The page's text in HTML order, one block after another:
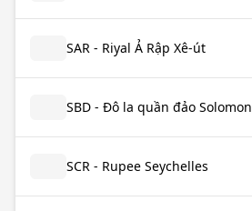
SAR - Riyal Ả Rập Xê-út
SBD - Đô la quần đảo Solomon
SCR - Rupee Seychelles